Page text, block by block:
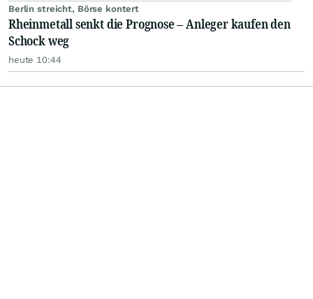
Berlin streicht, Börse kontert
Rheinmetall senkt die Prognose – Anleger kaufen den
Schock weg
heute 10:44